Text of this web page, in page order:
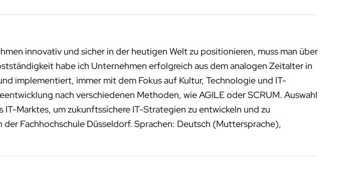
innovativ und sicher in der heutigen Welt zu positionieren, muss man über
habe ich Unternehmen erfolgreich aus dem analogen Zeitalter in
implementiert, immer mit dem Fokus auf Kultur, Technologie und IT-
nach verschiedenen Methoden, wie AGILE oder SCRUM. Auswahl
Marktes, um zukunftssichere IT-Strategien zu entwickeln und zu
Fachhochschule Düsseldorf. Sprachen: Deutsch (Muttersprache),